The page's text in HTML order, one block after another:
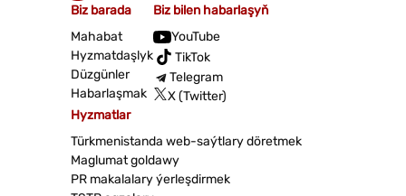
Biz barada
Mahabat
Hyzmatdaşlyk
Düzgünler
Habarlaşmak
Biz bilen habarlaşyň
YouTube
TikTok
Telegram
X (Twitter)
Hyzmatlar
Türkmenistanda web-saýtlary döretmek
Maglumat goldawy
PR makalalary ýerleşdirmek